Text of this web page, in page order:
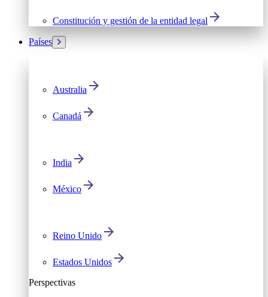
Constitución y gestión de la entidad legal
Países
Australia
Canadá
India
México
Reino Unido
Estados Unidos
Perspectivas